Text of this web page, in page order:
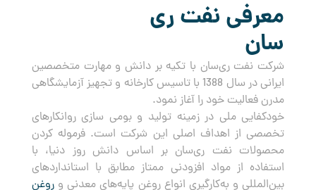
معرفی نفت ری
سان
شرکت نفت ری‌سان با تکیه بر دانش و مهارت متخصصین
ایرانی در سال 1388 با تاسیس کارخانه و تجهیز آزمایشگاهی
مدرن فعالیت خود را آغاز نمود.
خودکفایی ملی در زمینه تولید و بومی سازی روانکارهای
تخصصی از اهداف اصلی این شرکت است. فرموله کردن
محصولات نفت ری‌سان بر اساس دانش روز دنیا، با
استفاده از مواد افزودنی ممتاز مطابق با استانداردهای
بین‌المللی و به‌کارگیری انواع روغن پایه‌های معدنی وروغن